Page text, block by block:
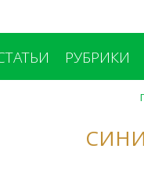
РУБРИКИ